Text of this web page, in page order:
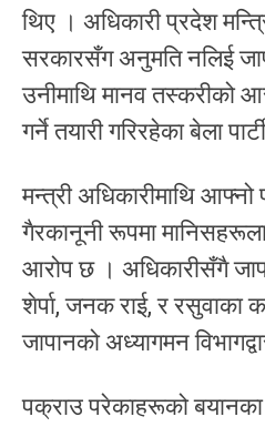
थिए । अधिकारी प्रदेश
सरकारसँग अनुमति नलिई
उनीमाथि मानव तस्करीको
गर्ने तयारी गरिरहेका बेला
मन्त्री अधिकारीमाथि आफ्नो
गैरकानूनी रूपमा
आरोप छ । अधिकारीसँगै
शेर्पा, जनक राई, र रसुवाका
जापानको अध्यागमन
पक्राउ परेकाहरूको